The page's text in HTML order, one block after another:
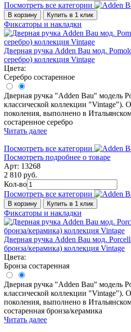
Посмотреть все категории
В корзину Купить в 1 клик
Фиксаторы и накладки
Дверная ручка Adden Bau мод.
серебро) коллекция Vintage
Цвета:
Серебро состаренное
Дверная ручка "Adden Bau" модель
классической коллекции "Vintage").
поколения, выполнено в
состаренное серебро
Читать далее
Посмотреть все категории
Посмотреть подробнее о товаре
Арт: 13268
2 810 руб.
Кол-во
Посмотреть все категории
В корзину Купить в 1 клик
Фиксаторы и накладки
Дверная ручка Adden Bau мод.
бронза/керамика) коллекция Vintage
Цвета:
Бронза состаренная
Дверная ручка "Adden Bau" модель
классической коллекции "Vintage").
поколения, выполнено в
состаренная бронза/керамика
Читать далее